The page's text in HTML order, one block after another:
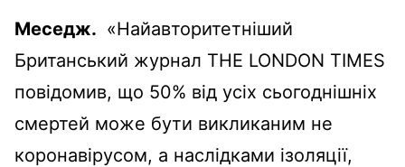
Меседж. «Найавторитетніший
Британський журнал THE LONDON TIMES
повідомив, що 50% від усіх сьогоднішніх
смертей може бути викликаним не
коронавірусом, а наслідками ізоляції,